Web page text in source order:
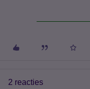
2 reacties